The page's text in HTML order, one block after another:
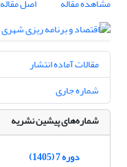
مشاهده مقاله
اصل مقاله
مقالات آماده انتشار
شماره جاری
شماره‌های پیشین نشریه
دوره 7 (1405)